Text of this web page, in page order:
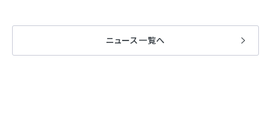
ニュース一覧へ